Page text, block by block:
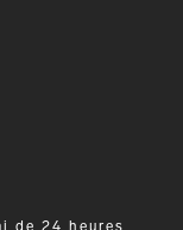
de 24 heures